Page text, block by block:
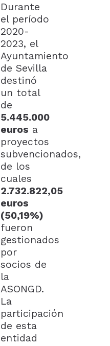
Durante
el período
2020-
2023, el
Ayuntamiento
de Sevilla
destinó
un total
de
5.445.000
euros a
proyectos
subvencionados,
de los
cuales
2.732.822,05
euros
(50,19%)
fueron
gestionados
por
socios de
la
ASONGD.
La
participación
de esta
entidad